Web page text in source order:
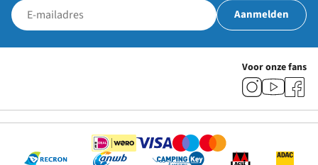
Aanmelden
Voor onze fans